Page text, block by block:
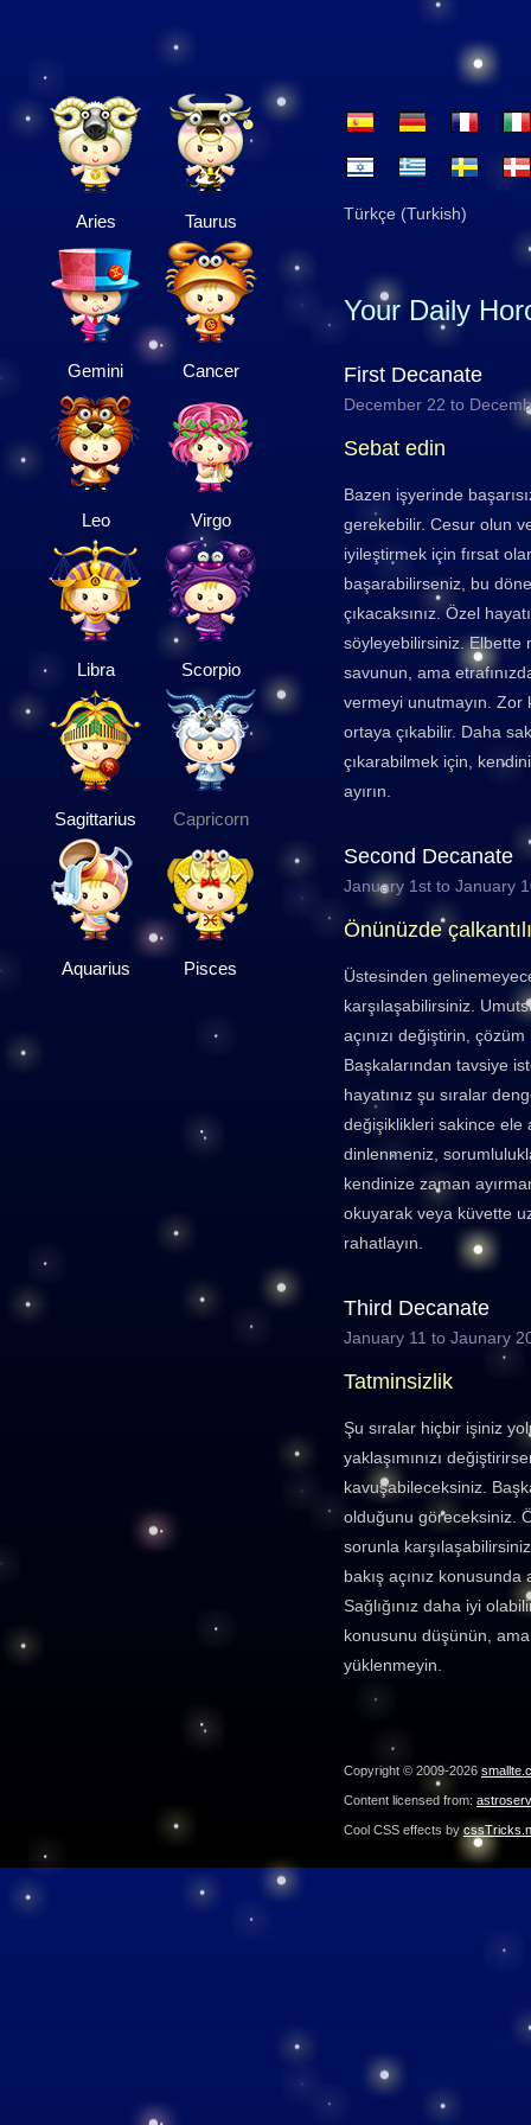
Aries Taurus
Gemini Cancer
Leo Virgo
Libra Scorpio
Sagittarius Capricorn
Aquarius Pisces
Türkçe (Turkish)
Your Daily
First Decanate
December 22 to
Sebat edin
Bazen işyerinde
gerekebilir. Cesur olun
iyileştirmek için fırsat
başarabilirseniz, bu
çıkacaksınız. Özel
söyleyebilirsiniz. Elbette
savunun, ama
vermeyi unutmayın.
ortaya çıkabilir. Daha
çıkarabilmek için,
ayırın.
Second Decanate
January 1st to January
Önünüzde
Üstesinden
karşılaşabilirsiniz.
açınızı değiştirin,
Başkalarından tavsiye
hayatınız şu sıralar
değişiklikleri sakince ele
dinlenmeniz,
kendinize zaman
okuyarak veya küvette
rahatlayın.
Third Decanate
January 11 to Jaunary
Tatminsizlik
Şu sıralar hiçbir işiniz
yaklaşımınızı
kavuşabileceksiniz.
olduğunu göreceksiniz.
sorunla
bakış açınız konusunda
Sağlığınız daha iyi
konusunu düşünün,
yüklenmeyin.
Copyright © 2009-2026
Content licensed from:
Cool CSS effects by